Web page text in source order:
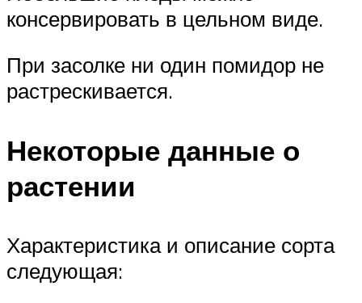
консервировать в цельном виде.
При засолке ни один помидор не
растрескивается.
Некоторые данные о
растении
Характеристика и описание сорта
следующая: